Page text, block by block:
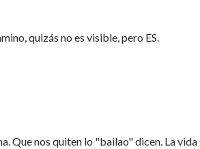
quizás no es visible, pero ES.
Que nos quiten lo "bailao" dicen. La vida